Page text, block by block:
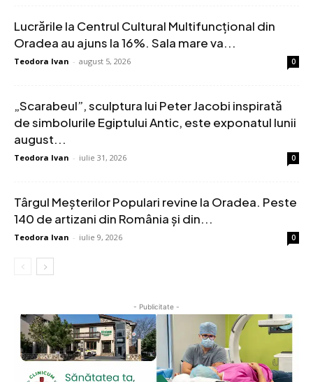
Lucrările la Centrul Cultural Multifuncțional din
Oradea au ajuns la 16%. Sala mare va...
Teodora Ivan - august 5, 2026 0
„Scarabeul”, sculptura lui Peter Jacobi inspirată
de simbolurile Egiptului Antic, este exponatul lunii
august...
Teodora Ivan - iulie 31, 2026 0
Târgul Meșterilor Populari revine la Oradea. Peste
140 de artizani din România și din...
Teodora Ivan - iulie 9, 2026 0
- Publicitate -